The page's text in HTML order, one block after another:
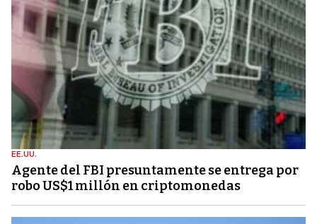
EE.UU.
Agente del FBI presuntamente se entrega por
robo US$1 millón en criptomonedas